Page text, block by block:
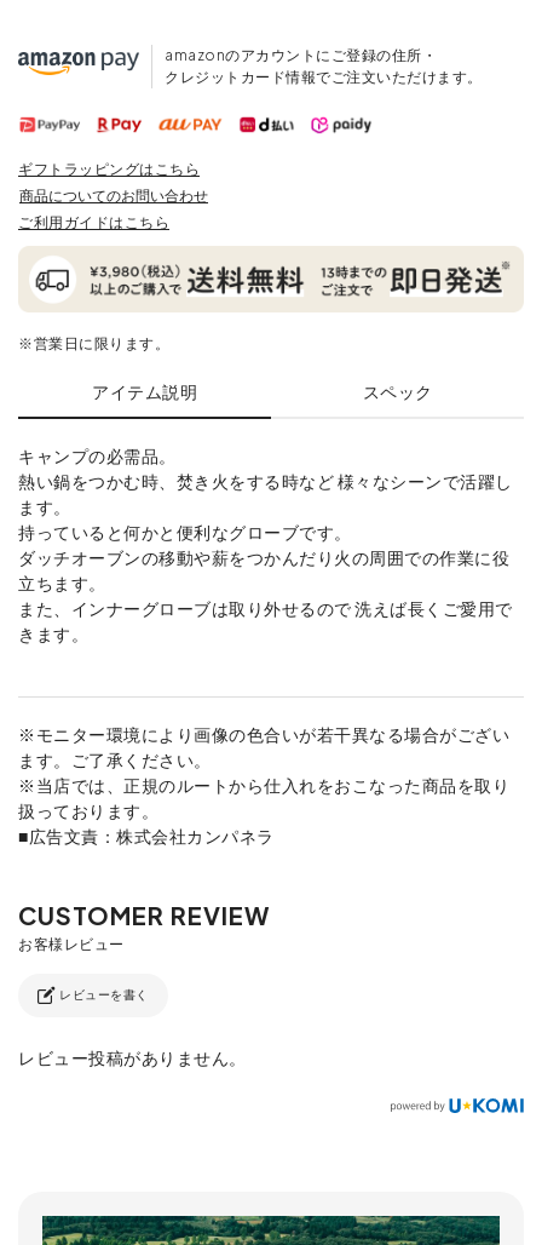
amazonのアカウントにご登録の住所・
クレジットカード情報でご注文いただけます。
ギフトラッピングはこちら
商品についてのお問い合わせ
ご利用ガイドはこちら
※営業日に限ります。
アイテム説明 スペック
キャンプの必需品。
熱い鍋をつかむ時、焚き火をする時など 様々なシーンで活躍し
ます。
持っていると何かと便利なグローブです。
ダッチオーブンの移動や薪をつかんだり火の周囲での作業に役
立ちます。
また、インナーグローブは取り外せるので 洗えば長くご愛用で
きます。
※モニター環境により画像の色合いが若干異なる場合がござい
ます。ご了承ください。
※当店では、正規のルートから仕入れをおこなった商品を取り
扱っております。
■広告文責：株式会社カンパネラ
レビューを書く
レビュー投稿がありません。